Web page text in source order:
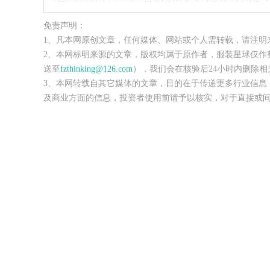
免责声明：
1、凡本网原创文章，任何媒体、网站或个人需转载，请注明
2、本网标明来源的文章，版权均属于原作者，服装星球仅
送至fzthinking@126.com ），我们会在核验后24小时内删除
3、本网转载自其它媒体的文章，目的在于传递更多行业信
及商业方面的信息，投资者使用前请予以核实，对于直接